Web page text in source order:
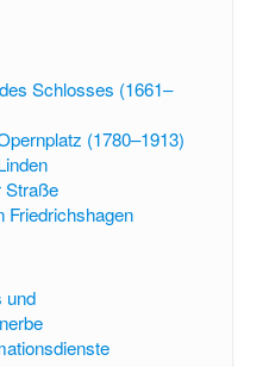
Schlosses (1661–
(1780–1913)
Straße
Friedrichshagen
und